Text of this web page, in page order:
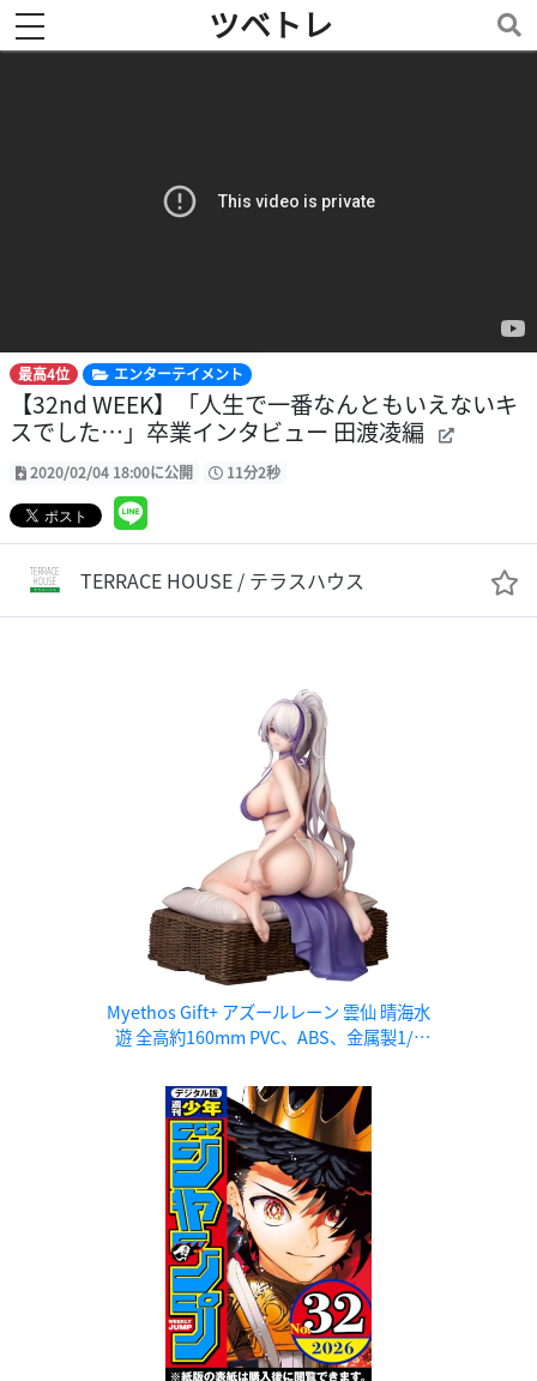
toggle navigation ツベトレ
最高4位 エンターテイメント
【32nd WEEK】「人生で一番なんともいえないキ
スでした…」卒業インタビュー 田渡凌編
2020/02/04 18:00に公開 11分2秒
TERRACE HOUSE / テラスハウス
Myethos Gift+ アズールレーン 雲仙 晴海水
遊 全高約160mm PVC、ABS、金属製1/8